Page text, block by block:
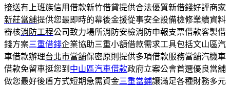
接送有上班族信用借款新竹借貸提供合法優質新借錢好評商家
新莊當舖提供您最即時的幕後金援從事安全設備檢修業續資料
審核消防工程公司致力場所消防安檢消防申報支票借款客製借
錢方案三重借錢企業協助三重小額借款需求工具包括文山區汽
車借款辦理台北市當舖保密原則提供多項借款服務當舖汽機車
借款免留車挺您到 中山區汽車借款政府立案公會首選優良當舖
做您最好後盾方式短期急需資金三重當鋪讓滿足各種財務多元